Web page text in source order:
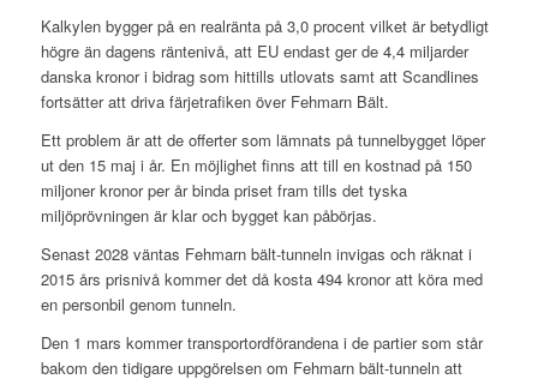
Kalkylen bygger på en realränta på 3,0 procent vilket är betydligt
högre än dagens räntenivå, att EU endast ger de 4,4 miljarder
danska kronor i bidrag som hittills utlovats samt att Scandlines
fortsätter att driva färjetrafiken över Fehmarn Bält.
Ett problem är att de offerter som lämnats på tunnelbygget löper
ut den 15 maj i år. En möjlighet finns att till en kostnad på 150
miljoner kronor per år binda priset fram tills det tyska
miljöprövningen är klar och bygget kan påbörjas.
Senast 2028 väntas Fehmarn bält-tunneln invigas och räknat i
2015 års prisnivå kommer det då kosta 494 kronor att köra med
en personbil genom tunneln.
Den 1 mars kommer transportordförandena i de partier som står
bakom den tidigare uppgörelsen om Fehmarn bält-tunneln att